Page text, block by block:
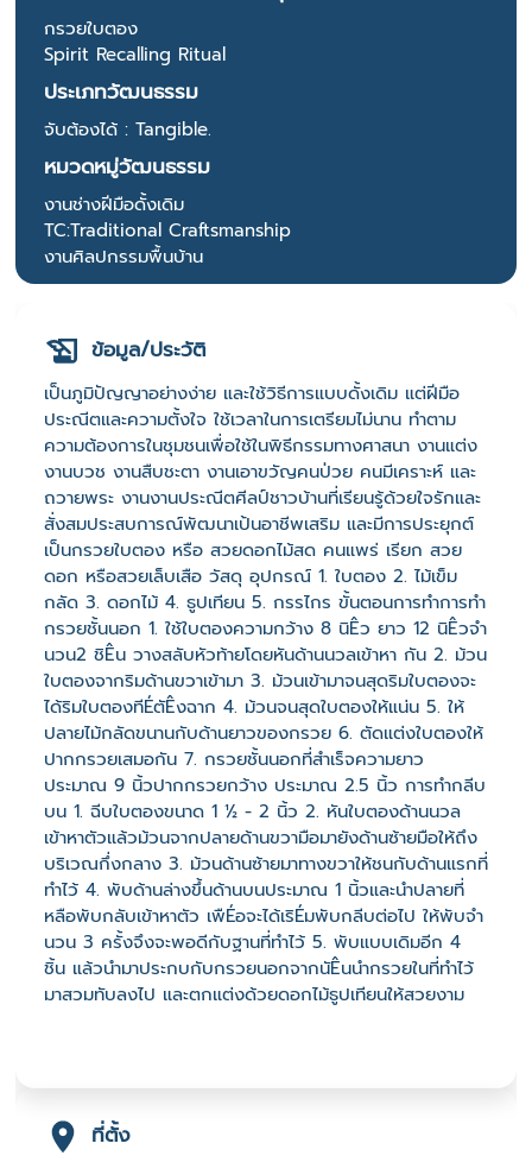
กรวยใบตอง
Spirit Recalling Ritual
ประเภทวัฒนธรรม
จับต้องได้ : Tangible.
หมวดหมู่วัฒนธรรม
งานช่างฝีมือดั้งเดิม
TC:Traditional Craftsmanship
งานศิลปกรรมพื้นบ้าน
ข้อมูล/ประวัติ
เป็นภูมิปัญญาอย่างง่าย และใช้วิธีการแบบดั้งเดิม แต่ฝีมือ
ประณีตและความตั้งใจ ใช้เวลาในการเตรียมไม่นาน ทำตาม
ความต้องการในชุมชนเพื่อใช้ในพิธีกรรมทางศาสนา งานแต่ง
งานบวช งานสืบชะตา งานเอาขวัญคนป่วย คนมีเคราะห์ และ
ถวายพระ งานงานประณีตศีลป์ชาวบ้านที่เรียนรู้ด้วยใจรักและ
สั่งสมประสบการณ์พัฒนาเป้นอาชีพเสริม และมีการประยุกต์
เป็นกรวยใบตอง หรือ สวยดอกไม้สด คนแพร่ เรียก สวย
ดอก หรือสวยเล็บเสือ วัสดุ อุปกรณ์ 1. ใบตอง 2. ไม้เข็ม
กลัด 3. ดอกไม้ 4. ธูปเทียน 5. กรรไกร ขั้นตอนการทําการทํา
กรวยชั้นนอก 1. ใช้ใบตองความกว้าง 8 นิÊว ยาว 12 นิÊวจํา
นวน2 ชิÊน วางสลับหัวท้ายโดยหันด้านนวลเข้าหา กัน 2. ม้วน
ใบตองจากริมด้านขวาเข้ามา 3. ม้วนเข้ามาจนสุดริมใบตองจะ
ได้ริมใบตองทีÉตัÊงฉาก 4. ม้วนจนสุดใบตองให้แน่น 5. ให้
ปลายไม้กลัดขนานกับด้านยาวของกรวย 6. ตัดแต่งใบตองให้
ปากกรวยเสมอกัน 7. กรวยชั้นนอกที่สําเร็จความยาว
ประมาณ 9 นิ้วปากกรวยกว้าง ประมาณ 2.5 นิ้ว การทํากลีบ
บน 1. ฉีบใบตองขนาด 1 ½ - 2 นิ้ว 2. หันใบตองด้านนวล
เข้าหาตัวแล้วม้วนจากปลายด้านขวามือมายังด้านซ้ายมือให้ถึง
บริเวณกึ่งกลาง 3. ม้วนด้านซ้ายมาทางขวาให้ชนกับด้านแรกที่
ทําไว้ 4. พับด้านล่างขึ้นด้านบนประมาณ 1 นิ้วและนําปลายที่
หลือพับกลับเข้าหาตัว เพืÉอจะได้เริÉมพับกลีบต่อไป ให้พับจํา
นวน 3 ครั้งจึงจะพอดีกับฐานที่ทําไว้ 5. พับแบบเดิมอีก 4
ชิ้น แล้วนํามาประกบกับกรวยนอกจากนัÊนนํากรวยในที่ทําไว้
มาสวมทับลงไป และตกแต่งด้วยดอกไม้ธูปเทียนให้สวยงาม
ที่ตั้ง